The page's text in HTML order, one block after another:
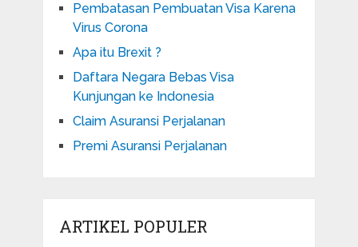
Pembatasan Pembuatan Visa Karena
Virus Corona
Apa itu Brexit ?
Daftara Negara Bebas Visa
Kunjungan ke Indonesia
Claim Asuransi Perjalanan
Premi Asuransi Perjalanan
ARTIKEL POPULER